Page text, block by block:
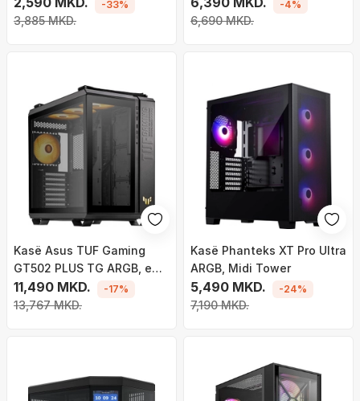
3,885 MKD.
-33%
6,690 MKD.
-4%
Kasë Asus TUF Gaming
GT502 PLUS TG ARGB, e
zezë, Midi Tower
11,490 MKD.
13,767 MKD.
-17%
Kasë Phanteks XT Pro Ultra
ARGB, Midi Tower
5,490 MKD.
7,190 MKD.
-24%